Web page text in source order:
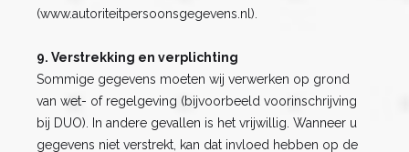
(www.autoriteitpersoonsgegevens.nl).
9. Verstrekking en verplichting
Sommige gegevens moeten wij verwerken op grond
van wet- of regelgeving (bijvoorbeeld voorinschrijving
bij DUO). In andere gevallen is het vrijwillig. Wanneer u
gegevens niet verstrekt, kan dat invloed hebben op de